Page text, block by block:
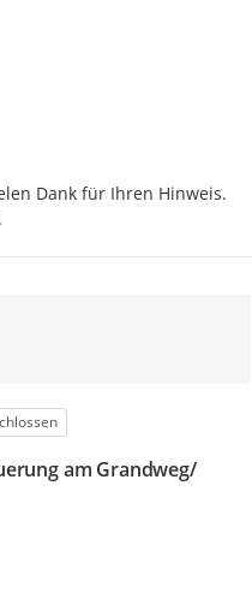
Dank für Ihren Hinweis.
am Grandweg/